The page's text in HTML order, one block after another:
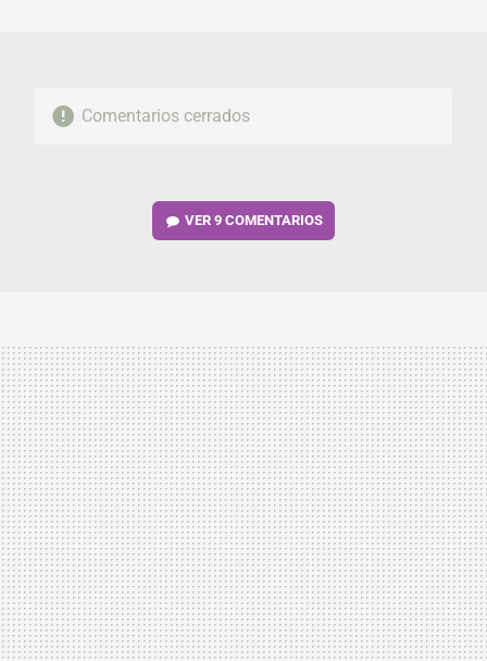
Comentarios cerrados
VER9 COMENTARIOS